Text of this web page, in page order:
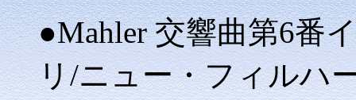
●Mahler 交響曲第6番
リ/ニュー・フィルハ